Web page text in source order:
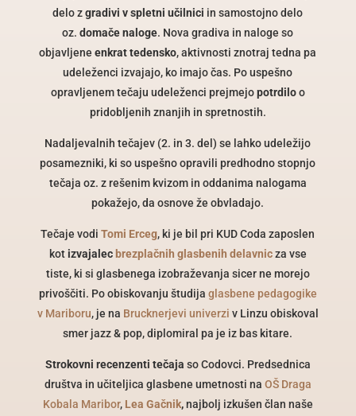
delo z gradivi v spletni učilnici in samostojno delo
oz. domače naloge. Nova gradiva in naloge so
objavljene enkrat tedensko, aktivnosti znotraj tedna pa
udeleženci izvajajo, ko imajo čas. Po uspešno
opravljenemtečaju udeleženci prejmejopotrdiloo
pridobljenih znanjih in spretnostih.
Nadaljevalnih tečajev (2. in 3. del) se lahko udeležijo
posamezniki, ki so uspešno opravili predhodno stopnjo
tečaja oz. z rešenim kvizom in oddanima nalogama
pokažejo, da osnove že obvladajo.
Tečaje vodiTomi Erceg, ki je bil pri KUD Coda zaposlen
kotizvajalec brezplačnih glasbenih delavnicza vse
tiste, ki si glasbenega izobraževanja sicer ne morejo
privoščiti. Po obiskovanju študija glasbene pedagogike
v Mariboru, je na Brucknerjevi univerzi v Linzu obiskoval
smer jazz & pop, diplomiral pa je iz bas kitare.
Strokovni recenzenti tečaja so Codovci. Predsednica
društva in učiteljica glasbene umetnosti na OŠ Draga
Kobala Maribor, Lea Gačnik,najbolj izkušen član naše